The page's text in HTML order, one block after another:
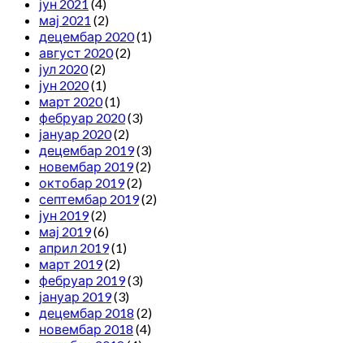
јун 2021 (4)
мај 2021 (2)
децембар 2020(1)
август 2020(2)
јул 2020(2)
јун 2020(1)
март 2020(1)
фебруар 2020(3)
јануар 2020(2)
децембар 2019(3)
новембар 2019(2)
октобар 2019(2)
септембар 2019(2)
јун 2019(2)
мај 2019(6)
април 2019(1)
март 2019(2)
фебруар 2019(3)
јануар 2019(3)
децембар 2018 (2)
новембар 2018 (4)